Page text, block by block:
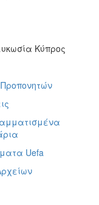
Κύπρος
Uefa